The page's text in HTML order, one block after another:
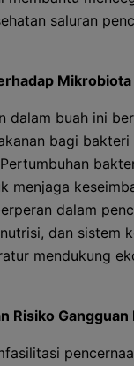
saluran
dalam buah ini
bagi
menjaga
dalam
dan sistem
mendukung
Risiko Gangguan